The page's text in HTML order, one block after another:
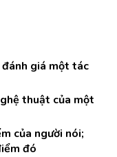
giá một tác
thuật của một
của người nói;
đó